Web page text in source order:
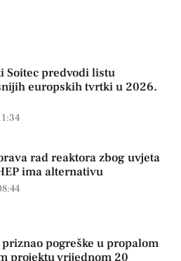
Soitec predvodi listu
europskih tvrtki u 2026.
rad reaktora zbog uvjeta
ima alternativu
pogreške u propalom
projektu vrijednom 20